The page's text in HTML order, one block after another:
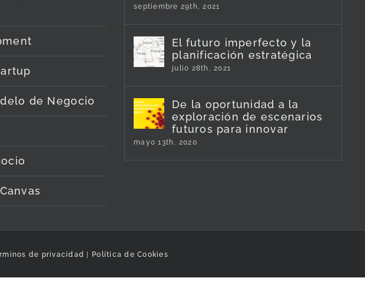
de Negocio
septiembre 29th, 2021
El futuro imperfecto y la
planificación estratégica
julio 28th, 2021
De la oportunidad a la
exploración de escenarios
futuros para innovar
mayo 13th, 2020
de privacidad Política de Cookies